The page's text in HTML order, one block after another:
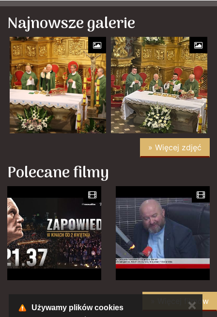
Najnowsze galerie
» Więcej zdjęć
Polecane filmy
» Więcej filmów
Używamy plików cookies ✕